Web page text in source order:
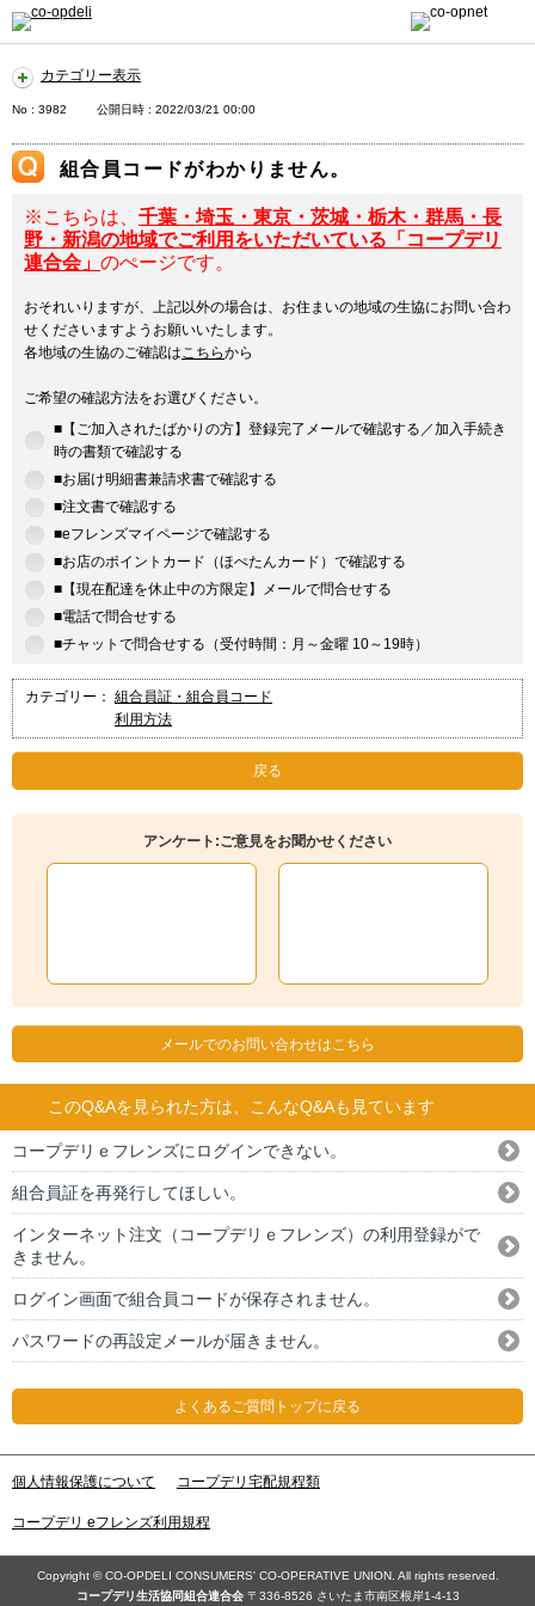
カテゴリー表示
No : 3982 公開日時 : 2022/03/21 00:00
組合員コードがわかりません。
※こちらは、 千葉・埼玉・東京・茨城・栃木・群馬・長
野・新潟の地域でご利用をいただいている「コープデリ
連合会」 のぺージです。
おそれいりますが、上記以外の場合は、お住まいの地域の生協にお問い合わ
せくださいますようお願いいたします。
各地域の生協のご確認はこちらから
ご希望の確認方法をお選びください。
■【ご加入されたばかりの方】登録完了メールで確認する／加入手続き
時の書類で確認する
■お届け明細書兼請求書で確認する
■注文書で確認する
■eフレンズマイページで確認する
■お店のポイントカード（ほぺたんカード）で確認する
■【現在配達を休止中の方限定】メールで問合せする
■電話で問合せする
■チャットで問合せする（受付時間：月～金曜 10～19時）
カテゴリー： 組合員証・組合員コード
利用方法
戻る
アンケート:ご意見をお聞かせください
メールでのお問い合わせはこちら
このQ&Aを見られた方は、こんなQ&Aも見ています
コープデリｅフレンズにログインできない。
組合員証を再発行してほしい。
インターネット注文（コープデリｅフレンズ）の利用登録がで
きません。
ログイン画面で組合員コードが保存されません。
パスワードの再設定メールが届きません。
よくあるご質問トップに戻る
個人情報保護について コープデリ宅配規程類
コープデリ eフレンズ利用規程
Copyright © CO-OPDELI CONSUMERS' CO-OPERATIVE UNION. All rights reserved.
コープデリ⽣活協同組合連合会〒336-8526 さいたま市南区根岸1-4-13